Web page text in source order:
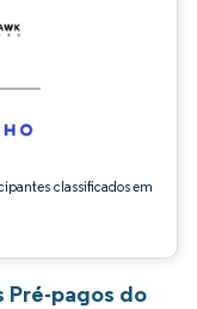
classificados em
Pré-pagos do